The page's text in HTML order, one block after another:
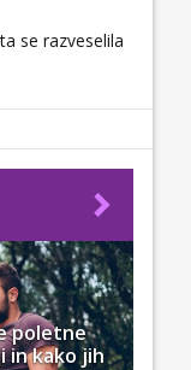
se razveselila
poletne
in kako jih